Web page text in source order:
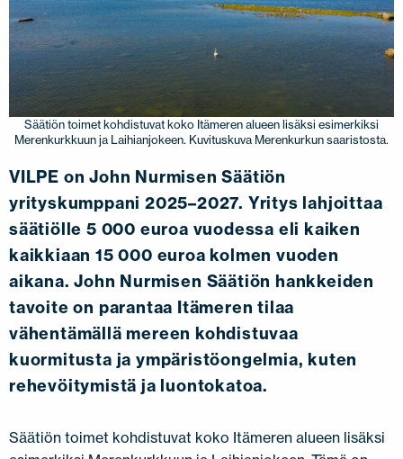
YRITYS
JÄLLEENMYYJÄT
EN FI USA PL SV SV-FI LT LV ET UK RU
Säätiön toimet kohdistuvat koko Itämeren alueen lisäksi esimerkiksi
Merenkurkkuun ja Laihianjokeen. Kuvituskuva Merenkurkun saaristosta.
VILPE on John Nurmisen Säätiön
yrityskumppani 2025–2027. Yritys lahjoittaa
säätiölle 5 000 euroa vuodessa eli kaiken
kaikkiaan 15 000 euroa kolmen vuoden
aikana. John Nurmisen Säätiön hankkeiden
tavoite on parantaa Itämeren tilaa
vähentämällä mereen kohdistuvaa
kuormitusta ja ympäristöongelmia, kuten
rehevöitymistä ja luontokatoa.
Säätiön toimet kohdistuvat koko Itämeren alueen lisäksi